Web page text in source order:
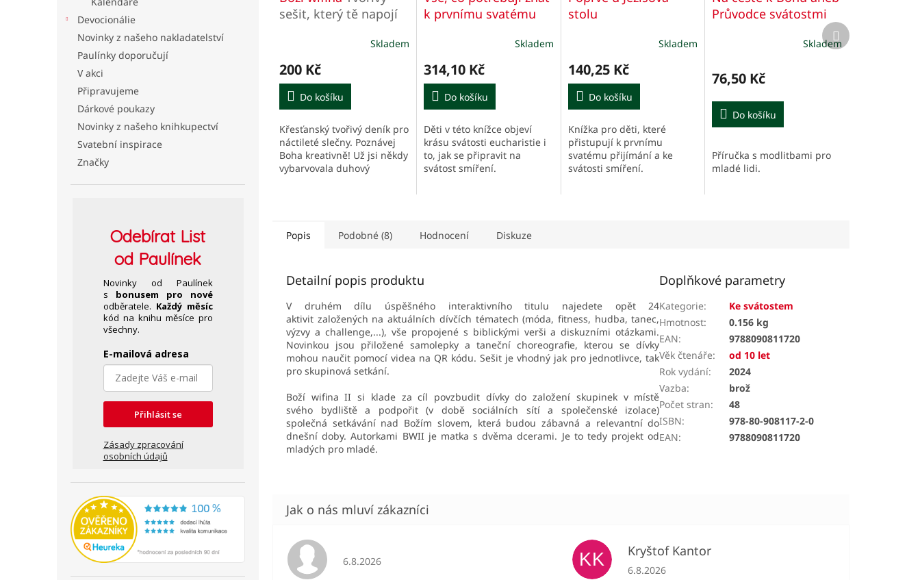
Devocionálie
Novinky z našeho nakladatelství
Paulínky doporučují
V akci
Připravujeme
Dárkové poukazy
Novinky z našeho knihkupectví
Svatební inspirace
Značky
OdebíratList
od Paulínek
Novinky od Paulínek
s bonusem pro nové
odběratele. Každý měsíc
kód na knihu měsíce pro
všechny.
E-mailová adresa
Přihlásit se
Zásady zpracování
osobních údajů
sešit, který tě napojí
Skladem
200 Kč
Do košíku
Křesťanský tvořivý deník pro
náctileté slečny. Poznávej
Boha kreativně! Už jsi někdy
vybarvovala duhový
k prvnímu svatému
v kvízech, modlitbách,
obrázcích, otázkách a
úkolech
produktu
je
5,0
z
5
hvězdiček.
Skladem
314,10 Kč
Do košíku
Děti v této knížce objeví
krásu svátosti eucharistie i
to, jak se připravit na
svátost smíření.
stolu
produktu
je
5,0
z
5
hvězdiček.
Skladem
140,25 Kč
Do košíku
Knížka pro děti, které
přistupují k prvnímu
svatému přijímání a ke
svátosti smíření.
Průvodce svátostmi
produktu
je
Skladem
76,50 Kč
Do košíku
Příručka s modlitbami pro
mladé lidi.
Další
produkt
Popis Podobné (8) Hodnocení Diskuze
Detailní popis produktu
V druhém dílu úspěšného interaktivního titulu najedete opět 24
aktivit založených na aktuálních dívčích tématech (móda, fitness, hudba, tanec,
výzvy a challenge,...), vše propojené s biblickými verši a diskuzními otázkami.
Novinkou jsou přiložené samolepky a taneční choreografie, kterou se dívky
mohou naučit pomocí videa na QR kódu. Sešit je vhodný jak pro jednotlivce, tak
pro skupinová setkání.
Boží wifina II si klade za cíl povzbudit dívky do založení skupinek v místě
svého bydliště a podpořit (v době sociálních sítí a společenské izolace)
společná setkávání nad Božím slovem, která budou zábavná a relevantní do
dnešní doby.Autorkami BWII je matka s dvěma dcerami. Je to tedy projekt od
mladých pro mladé.
Doplňkové parametry
Kategorie:
Ke svátostem
Hmotnost:
0.156 kg
EAN:
9788090811720
Věk čtenáře:
od 10 let
Rok vydání:
2024
Vazba:
brož
Počet stran:
48
ISBN:
978-80-908117-2-0
EAN: 9788090811720
Hodnocení obchodu je 5 z 5 hvězdiček.
6.8.2026 KK Kryštof Kantor
Hodnocení obchodu je 5 z 5 hvězdiček.
6.8.2026